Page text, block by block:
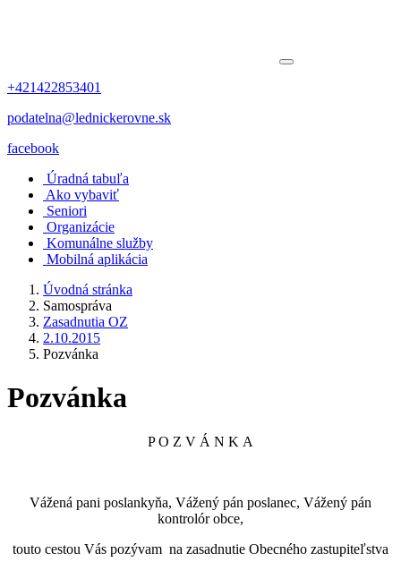
+421422853401
podatelna@lednickerovne.sk
facebook
Úradná tabuľa
Ako vybaviť
Seniori
Organizácie
Komunálne služby
Mobilná aplikácia
Úvodná stránka
Samospráva
Zasadnutia OZ
2.10.2015
Pozvánka
Pozvánka
P O Z V Á N K A
Vážená pani poslankyňa, Vážený pán poslanec, Vážený pán
kontrolór obce,
touto cestou Vás pozývam na zasadnutie Obecného zastupiteľstva